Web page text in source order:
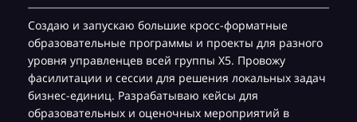
Создаю и запускаю большие кросс-форматные
образовательные программы и проекты для разного
уровня управленцев всей группы Х5. Провожу
фасилитации и сессии для решения локальных задач
бизнес-единиц. Разрабатываю кейсы для
образовательных и оценочных мероприятий в